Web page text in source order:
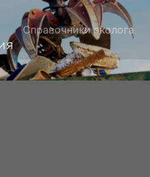
Справочники эколога